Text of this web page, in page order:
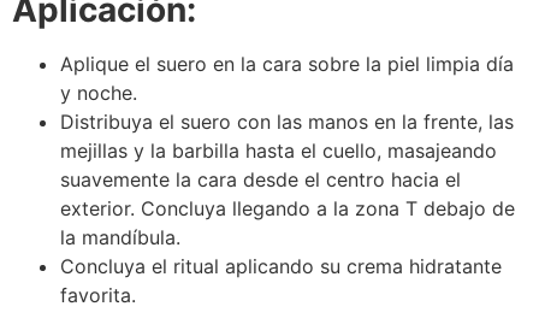
Aplicación:
Aplique el suero en la cara sobre la piel limpia día
y noche.
Distribuya el suero con las manos en la frente, las
mejillas y la barbilla hasta el cuello, masajeando
suavemente la cara desde el centro hacia el
exterior. Concluya llegando a la zona T debajo de
la mandíbula.
Concluya el ritual aplicando su crema hidratante
favorita.